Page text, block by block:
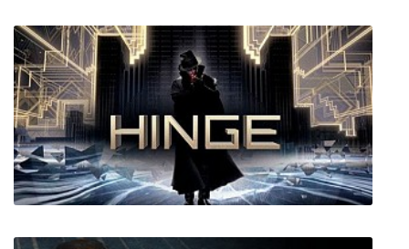
PixelJunk Monsters HD